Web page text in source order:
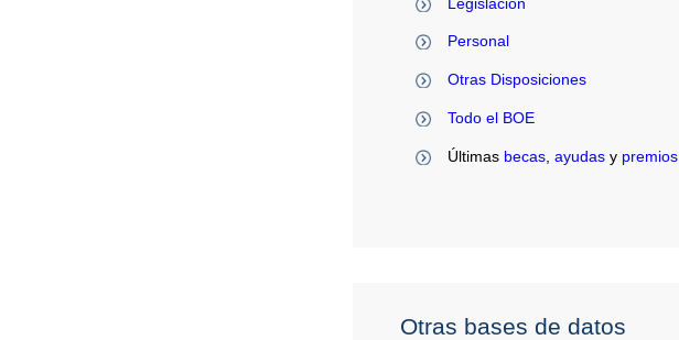
Personal
Otras Disposiciones
Todo el BOE
Últimas becas, ayudasy premios
Otras bases de datos